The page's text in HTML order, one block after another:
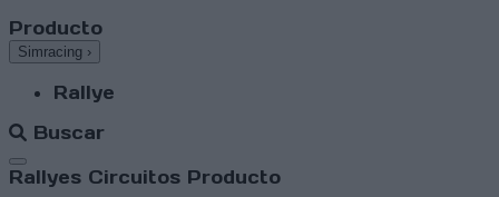
Producto
Simracing ›
Rallye
Buscar
Abrir menú
Rallyes Circuitos Producto